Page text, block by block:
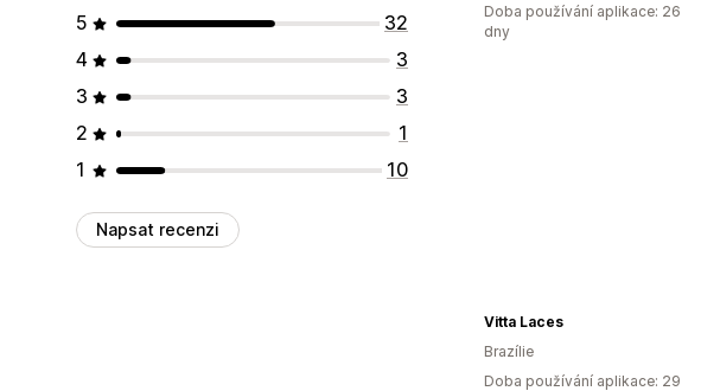
5
32
4
3
3
3
2
1
1
10
Napsat recenzi
Doba používání aplikace: 26
dny
Vitta Laces
Brazílie
Doba používání aplikace: 29